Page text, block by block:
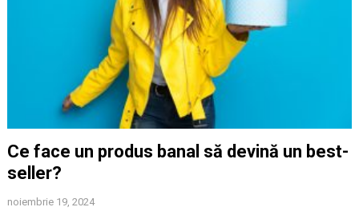
Ce face un produs banal să devină un best-
seller?
noiembrie 19, 2024